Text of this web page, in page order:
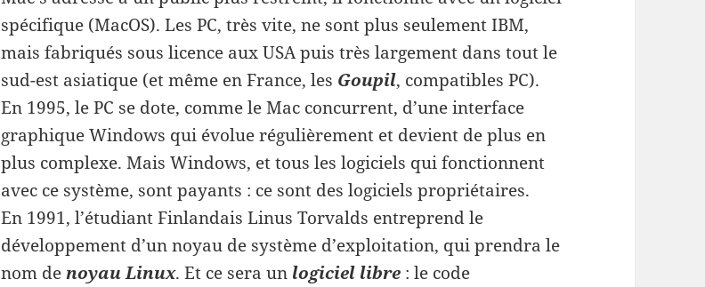
spécifique (MacOS). Les PC, très vite, ne sont plus seulement IBM,
mais fabriqués sous licence aux USA puis très largement dans tout le
sud-est asiatique (et même en France, les Goupil, compatibles PC).
En 1995, le PC se dote, comme le Mac concurrent, d’une interface
graphique Windows qui évolue régulièrement et devient de plus en
plus complexe. Mais Windows, et tous les logiciels qui fonctionnent
avec ce système, sont payants : ce sont des logiciels propriétaires.
En 1991, l’étudiant Finlandais Linus Torvalds entreprend le
développement d’un noyau de système d’exploitation, qui prendra le
nom denoyau Linux. Et ce sera un logiciel libre : le code